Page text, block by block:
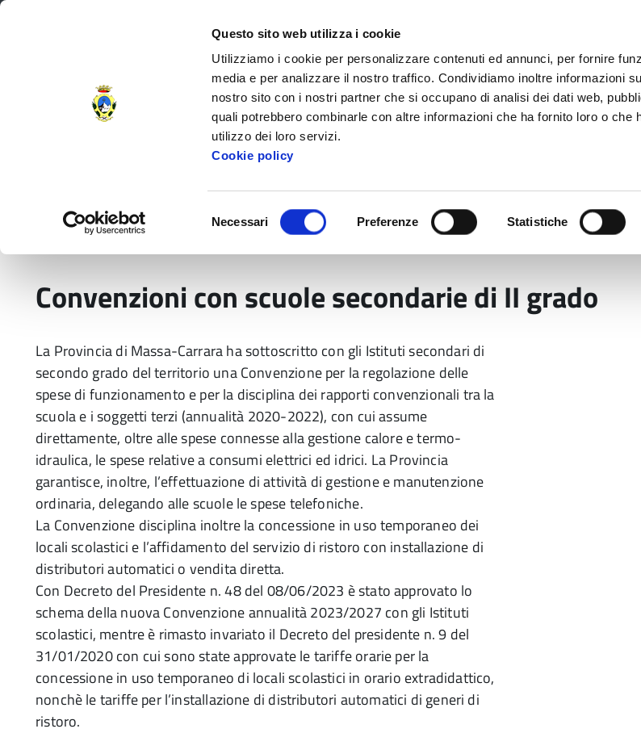
Questo sito web utilizza i cookie
Utilizziamo i cookie per personalizzare contenuti ed annunci, per fornire
media e per analizzare il nostro traffico. Condividiamo inoltre informazioni
nostro sito con i nostri partner che si occupano di analisi dei dati web,
quali potrebbero combinarle con altre informazioni che ha fornito loro o che
utilizzo dei loro servizi.
Cookie policy
Necessari Preferenze Statistiche
Provincia di Massa‑Carrara
Settori e uffici Servizi e Documenti
Servizi per tema Istruzione e Edilizia scolastica
Convenzioni con scuole secondarie di II grado
La Provincia di Massa-Carrara ha sottoscritto con gli Istituti secondari di
secondo grado del territorio una Convenzione per la regolazione delle
spese di funzionamento e per la disciplina dei rapporti convenzionali tra la
scuola e i soggetti terzi (annualità 2020-2022), con cui assume
direttamente, oltre alle spese connesse alla gestione calore e termo-
idraulica, le spese relative a consumi elettrici ed idrici. La Provincia
garantisce, inoltre, l’effettuazione di attività di gestione e manutenzione
ordinaria, delegando alle scuole le spese telefoniche.
La Convenzione disciplina inoltre la concessione in uso temporaneo dei
locali scolastici e l’affidamento del servizio di ristoro con installazione di
distributori automatici o vendita diretta.
Con Decreto del Presidente n. 48 del 08/06/2023 è stato approvato lo
schema della nuova Convenzione annualità 2023/2027 con gli Istituti
scolastici, mentre è rimasto invariato il Decreto del presidente n. 9 del
31/01/2020 con cui sono state approvate le tariffe orarie per la
concessione in uso temporaneo di locali scolastici in orario extradidattico,
nonchè le tariffe per l’installazione di distributori automatici di generi di
ristoro.